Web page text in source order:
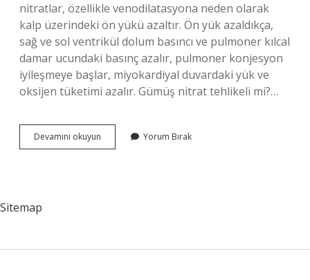
nitratlar, özellikle venodilatasyona neden olarak
kalp üzerindeki ön yükü azaltır. Ön yük azaldıkça,
sağ ve sol ventrikül dolum basıncı ve pulmoner kılcal
damar ucundaki basınç azalır, pulmoner konjesyon
iyileşmeye başlar, miyokardiyal duvardaki yük ve
oksijen tüketimi azalır. Gümüş nitrat tehlikeli mi?…
Devamını okuyun Cehennem
Taşı
Yorum Bırak
Sitemap